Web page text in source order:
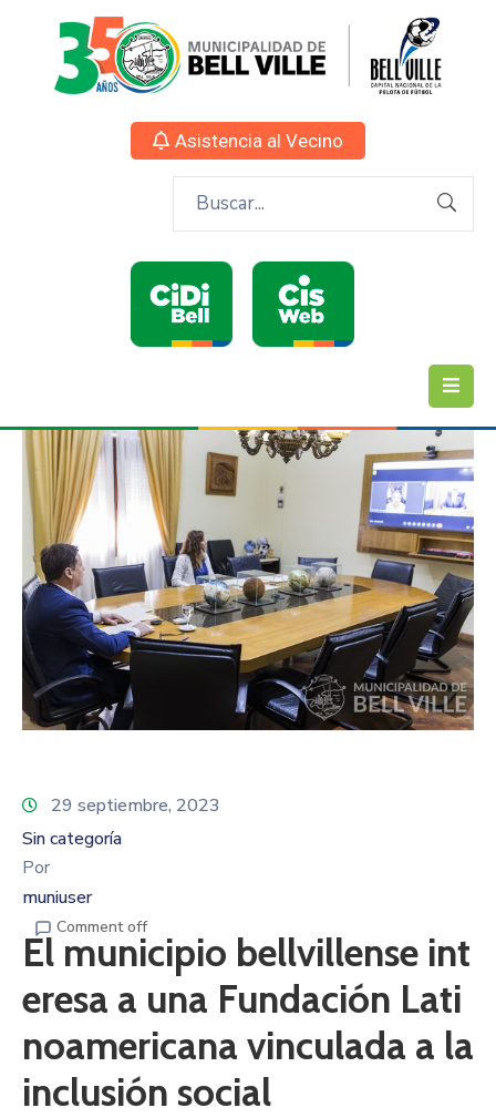
Asistencia al Vecino
29 septiembre, 2023
Sin categoría
Por
muniuser
Comment off
El municipio bellvillense int
eresa a una Fundación Lati
noamericana vinculada a la
inclusión social